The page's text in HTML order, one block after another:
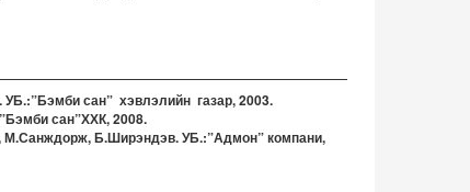
сан” хэвлэлийн газар, 2003.
сан”ХХК, 2008.
М.Санждорж, Б.Ширэндэв. УБ.:”Адмон” компани,